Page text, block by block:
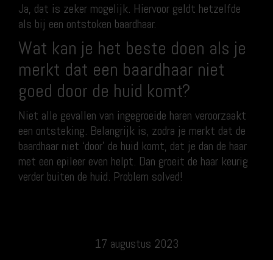
Ja, dat is zeker mogelijk. Hiervoor geldt hetzelfde
als bij een ontstoken baardhaar.
Wat kan je het beste doen als je
merkt dat een baardhaar niet
goed door de huid komt?
Niet alle gevallen van ingegroeide haren veroorzaakt
een ontsteking. Belangrijk is, zodra je merkt dat de
baardhaar niet ‘door’ de huid komt, dat je dan de haar
met een epileer even helpt. Dan groeit de haar keurig
verder buiten de huid. Problem solved!
17 augustus 2023